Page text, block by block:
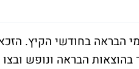
הבראה בחודשי הקיץ.
הבראה ונופש